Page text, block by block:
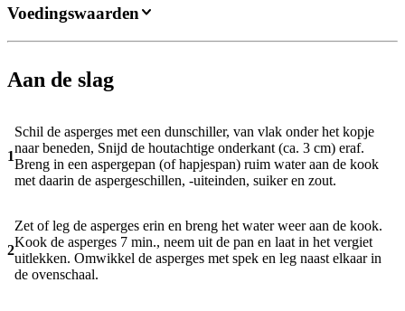
Aan de slag
1
Schil de asperges met een dunschiller, van vlak onder het kopje
naar beneden, Snijd de houtachtige onderkant (ca. 3 cm) eraf.
Breng in een aspergepan (of hapjespan) ruim water aan de kook
met daarin de aspergeschillen, -uiteinden, suiker en zout.
2
Zet of leg de asperges erin en breng het water weer aan de kook.
Kook de asperges 7 min., neem uit de pan en laat in het vergiet
uitlekken. Omwikkel de asperges met spek en leg naast elkaar in
de ovenschaal.
Voedingswaarden